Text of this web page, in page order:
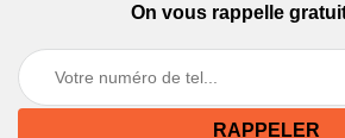
On vous rappelle